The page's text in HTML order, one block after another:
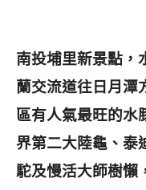
南投埔里新景點，
蘭交流道往日月潭
區有人氣最旺的水
界第二大陸龜、泰
駝及慢活大師樹懶